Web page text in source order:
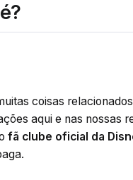
coisas
aqui e nas nossas
fã clube oficial da